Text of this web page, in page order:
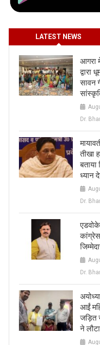
LATEST NEWS
आगरा
द्वारा
सावन
Dr.
तीखा
ध्यान
Dr.
कांग्रेस
Dr.
आईं
जड़ित
ने